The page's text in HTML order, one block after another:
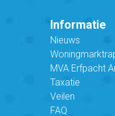
Informatie
Nieuws
MVA Erfpacht
Taxatie
Veilen
FAQ